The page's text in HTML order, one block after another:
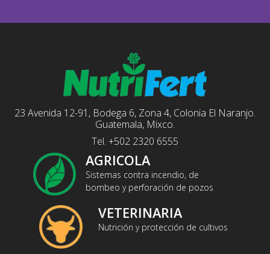
23 Avenida 12-91, Bodega 6, Zona 4, Colonia El Naranjo.
Guatemala, Mixco.
Tel. +502 2320 6555
AGRICOLA
Sistemas contra incendio, de
bombeo y perforación de pozos
VETERINARIA
Nutrición y protección de cultivos